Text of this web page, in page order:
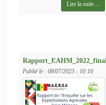
Lire la suite ...
Rapport_EAHM_2022_final
Publié le : 08/07/2023 - 10:10